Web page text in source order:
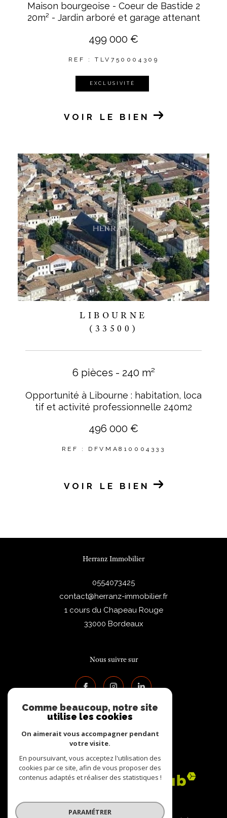
Maison bourgeoise - Coeur de Bastide 2
20m² - Jardin arboré et garage attenant
499 000 €
REF : TLV750004309
EXCLUSIVITÉ
VOIR LE BIEN
LIBOURNE
(33500)
6 pièces - 240 m²
Opportunité à Libourne : habitation, loca
tif et activité professionnelle 240m2
496 000 €
REF : DFVMA810004333
VOIR LE BIEN
Herranz Immobilier
0554073425
contact@herranz-immobilier.fr
1 cours du Chapeau Rouge
33000
Bordeaux
Nous suivre sur
Adhérents
Comme beaucoup, notre site
utilise les cookies
On aimerait vous accompagner pendant
votre visite.
En poursuivant, vous acceptez l'utilisation des
cookies par ce site, afin de vous proposer des
contenus adaptés et réaliser des statistiques !
PARAMÉTRER